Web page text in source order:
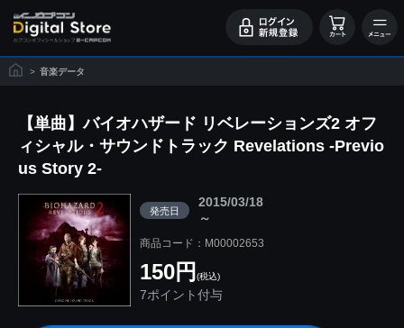
> 音楽データ
【単曲】バイオハザード リベレーションズ2 オフ
ィシャル・サウンドトラック Revelations -Previo
us Story 2-
発売日
2015/03/18
～
商品コード：M00002653
150円 (税込)
7ポイント付与